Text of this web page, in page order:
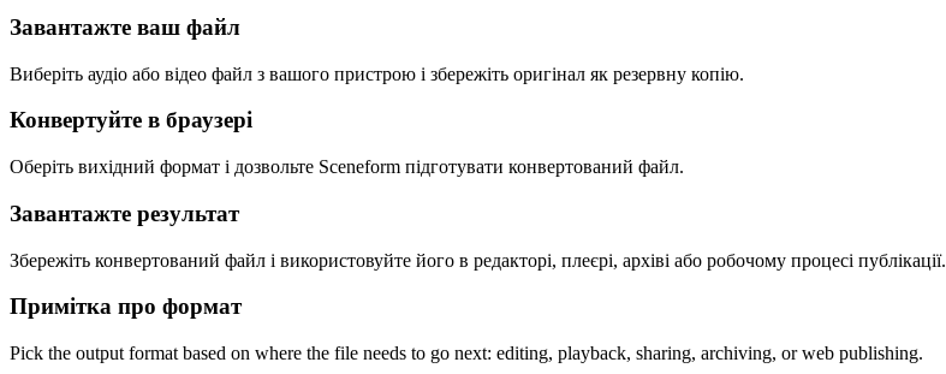
Завантажте ваш файл
Виберіть аудіо або відео файл з вашого пристрою і збережіть оригінал як резервну копію.
Конвертуйте в браузері
Оберіть вихідний формат і дозвольте Sceneform підготувати конвертований файл.
Завантажте результат
Збережіть конвертований файл і використовуйте його в редакторі, плеєрі, архіві або робочому процесі публікації.
Примітка про формат
Pick the output format based on where the file needs to go next: editing, playback, sharing, archiving, or web publishing.